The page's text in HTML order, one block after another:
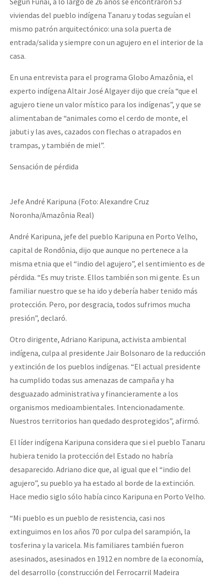
viviendas del pueblo indígena Tanaru y todas seguían el
mismo patrón arquitectónico: una sola puerta de
entrada/salida y siempre con un agujero en el interior de la
casa.
En una entrevista para el programa Globo Amazônia, el
experto indígena Altair José Algayer dijo que creía “que el
agujero tiene un valor místico para los indígenas”, y que se
alimentaban de “animales como el cerdo de monte, el
jabuti y las aves, cazados con flechas o atrapados en
trampas, y también de miel”.
Sensación de pérdida
Jefe André Karipuna (Foto: Alexandre Cruz
Noronha/Amazônia Real)
André Karipuna, jefe del pueblo Karipuna en Porto Velho,
capital de Rondônia, dijo que aunque no pertenece a la
misma etnia que el “indio del agujero”, el sentimiento es de
pérdida. “Es muy triste. Ellos también son mi gente. Es un
familiar nuestro que se ha ido y debería haber tenido más
protección. Pero, por desgracia, todos sufrimos mucha
presión”, declaró.
Otro dirigente, Adriano Karipuna, activista ambiental
indígena, culpa al presidente Jair Bolsonaro de la reducción
y extinción de los pueblos indígenas. “El actual presidente
ha cumplido todas sus amenazas de campaña y ha
desguazado administrativa y financieramente a los
organismos medioambientales. Intencionadamente.
Nuestros territorios han quedado desprotegidos”, afirmó.
El líder indígena Karipuna considera que si el pueblo Tanaru
hubiera tenido la protección del Estado no habría
desaparecido. Adriano dice que, al igual que el “indio del
agujero”, su pueblo ya ha estado al borde de la extinción.
Hace medio siglo sólo había cinco Karipuna en Porto Velho.
“Mi pueblo es un pueblo de resistencia, casi nos
extinguimos en los años 70 por culpa del sarampión, la
tosferina y la varicela. Mis familiares también fueron
asesinados, asesinados en 1912 en nombre de la economía,
del desarrollo (construcción del Ferrocarril Madeira